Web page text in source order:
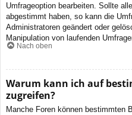
Umfrageoption bearbeiten. Sollte
abgestimmt haben, so kann die
Administratoren geändert oder
Manipulation von laufenden
Nach oben
Warum kann ich auf
zugreifen?
Manche Foren können bestimmten